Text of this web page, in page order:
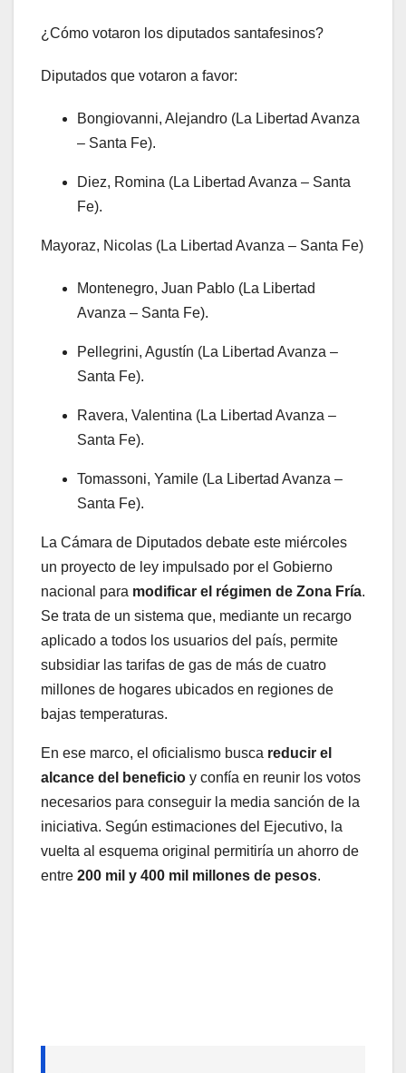
¿Cómo votaron los diputados santafesinos?
Diputados que votaron a favor:
Bongiovanni, Alejandro (La Libertad Avanza
– Santa Fe).
Diez, Romina (La Libertad Avanza – Santa
Fe).
Mayoraz, Nicolas (La Libertad Avanza – Santa Fe)
Montenegro, Juan Pablo (La Libertad
Avanza – Santa Fe).
Pellegrini, Agustín (La Libertad Avanza –
Santa Fe).
Ravera, Valentina (La Libertad Avanza –
Santa Fe).
Tomassoni, Yamile (La Libertad Avanza –
Santa Fe).
La Cámara de Diputados debate este miércoles
un proyecto de ley impulsado por el Gobierno
nacional para modificar el régimen de Zona Fría.
Se trata de un sistema que, mediante un recargo
aplicado a todos los usuarios del país, permite
subsidiar las tarifas de gas de más de cuatro
millones de hogares ubicados en regiones de
bajas temperaturas.
En ese marco, el oficialismo busca reducir el
alcance del beneficio y confía en reunir los votos
necesarios para conseguir la media sanción de la
iniciativa. Según estimaciones del Ejecutivo, la
vuelta al esquema original permitiría un ahorro de
entre 200 mil y 400 mil millones de pesos.